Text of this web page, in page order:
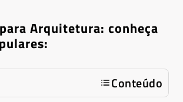
Arquitetura: conheça
Conteúdo